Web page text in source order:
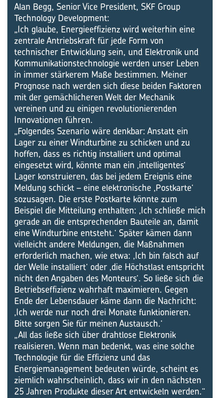
Alan Begg, Senior Vice President, SKF Group
Technology Development:
„Ich glaube, Energieeffizienz wird weiterhin eine
zentrale Antriebskraft für jede Form von
technischer Entwicklung sein, und Elektronik und
Kommunikationstechnologie werden unser Leben
in immer stärkerem Maße bestimmen. Meiner
Prognose nach werden sich diese beiden Faktoren
mit der gemächlicheren Welt der Mechanik
vereinen und zu einigen revolutionierenden
Innovationen führen.
„Folgendes Szenario wäre denkbar: Anstatt ein
Lager zu einer Windturbine zu schicken und zu
hoffen, dass es richtig installiert und optimal
eingesetzt wird, könnte man ein ‚intelligentes‘
Lager konstruieren, das bei jedem Ereignis eine
Meldung schickt – eine elektronische ‚Postkarte‘
sozusagen. Die erste Postkarte könnte zum
Beispiel die Mitteilung enthalten: ‚Ich schließe mich
gerade an die entsprechenden Bauteile an, damit
eine Windturbine entsteht.‘ Später kämen dann
vielleicht andere Meldungen, die Maßnahmen
erforderlich machen, wie etwa: ‚Ich bin falsch auf
der Welle installiert‘ oder ‚die Höchstlast entspricht
nicht den Angaben des Monteurs‘. So ließe sich die
Betriebseffizienz wahrhaft maximieren. Gegen
Ende der Lebensdauer käme dann die Nachricht:
‚Ich werde nur noch drei Monate funktionieren.
Bitte sorgen Sie für meinen Austausch.‘
„All das ließe sich über drahtlose Elektronik
realisieren. Wenn man bedenkt, was eine solche
Technologie für die Effizienz und das
Energiemanagement bedeuten würde, scheint es
ziemlich wahrscheinlich, dass wir in den nächsten
25 Jahren Produkte dieser Art entwickeln werden.“